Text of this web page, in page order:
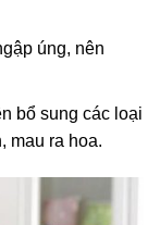
úng, nên
bổ sung các loại
mau ra hoa.